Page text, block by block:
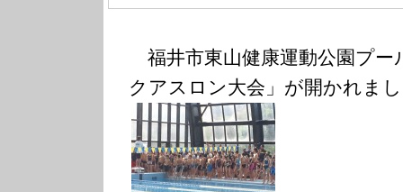
福井市東山健康運動公園プー
クアスロン大会」が開かれま